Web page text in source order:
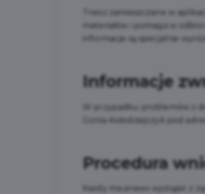
Treści zamieszczane w
materiałów i pomaga w
informacje są specjalnie
Informacje
W przypadku problemów z
Gonia-Kołodziejczyk
pod
Procedura
Każdy ma prawo wystąpić z